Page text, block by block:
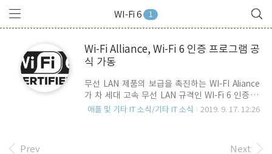
WI-Fi 6 1
Wi-Fi Alliance, Wi-Fi 6 인증 프로그램 공
식 가동
무선 LAN 제품의 보급을 촉진하는 WI-FI Aliance
가 차 세대 고속 무선 LAN 규격인 WI-Fi 6 인증 프
로그램(Wi-Fi Certified 6)을 공식적으로 시작했습
네트워크). Wi-Fi 6라는 명칭은 802.11ac,
애플 및 기타 IT 소식/기타 IT 소식 2019. 9. 17. 12:26
Prev Next